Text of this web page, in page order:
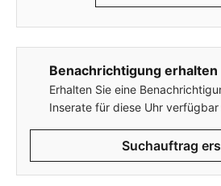
Benachrichtigung erhalten
Erhalten Sie eine
Inserate für diese Uhr verfügbar
Suchauftrag